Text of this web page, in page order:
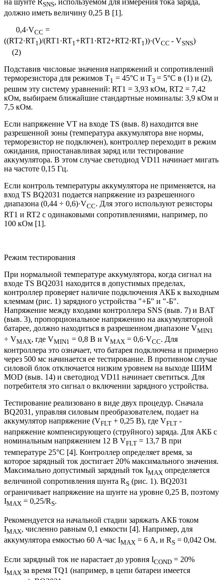
на шунте RSNS, используемом для измерения тока заряда,
должно иметь величину 0,25 В [1].
0,4·VCC =
((RT2·RT1)/(RT1·RT1+RT1·RT2+RT2·RT1))·(VCC - VSNS)
(2)
Подставив числовые значения напряжений и сопротивлений
терморезистора для режимов Т1 = 45°С и Т3 = 5°С в (1) и (2),
решим эту систему уравнений: RT1 = 3,93 кОм, RT2 = 7,42
кОм, выбираем ближайшие стандартные номиналы: 3,9 кОм и
7,5 кОм.
Если напряжение VT на входе TS (выв. 8) находится вне
разрешенной зоны (температура аккумулятора вне нормы,
терморезистор не подключен), контроллер переходит в режим
ожидания, приостанавливая заряд или тестирование
аккумулятора. В этом случае светодиод VD11 начинает мигать
на частоте 0,15 Гц.
Если контроль температуры аккумулятора не применяется, на
вход TS BQ2031 подается напряжение из разрешенного
диапазона (0,44 ÷ 0,6)·VCC. Для этого используют резисторы
RT1 и RT2 с одинаковыми сопротивлениями, например, по
100 кОм [1].
Режим тестирования
При нормальной температуре аккумулятора, когда сигнал на
входе TS BQ2031 находится в допустимых пределах,
контроллер проверяет наличие подключения АКБ к выходным
клеммам (рис. 1) зарядного устройства "+Б" и "-Б".
Напряжение между входами контроллера SNS (выв. 7) и BAT
(выв. 3), пропорциональное напряжению на аккумуляторной
батарее, должно находиться в разрешенном диапазоне VMIN1
÷ VMAX, где VMIN1 = 0,8 В и VMAX = 0,6·VCC. Для
контроллера это означает, что батарея подключена и примерно
через 500 мс начинается ее тестирование. В противном случае
силовой блок отключается низким уровнем на выходе ШИМ
MOD (выв. 14) и светодиод VD11 начинает светиться. Для
потребителя это сигнал о включении зарядного устройства.
Тестирование реализовано в виде двух процедур. Сначала
BQ2031, управляя силовым преобразователем, подает на
аккумулятор напряжение (VFLT + 0,25 B), где VFLT -
напряжение компенсирующего (струйного) заряда. Для АКБ с
номинальным напряжением 12 В VFLT = 13,7 В при
температуре 25°С [4]. Контроллер определяет время, за
которое зарядный ток достигает 20% максимального значения.
Максимально допустимый зарядный ток IMAX определяется
величиной сопротивления шунта RS (рис. 1). BQ2031
ограничивает напряжение на шунте на уровне 0,25 В, поэтому
IMAX = 0,25/RS.
Рекомендуется на начальной стадии заряжать АКБ током
IMAX, численно равным 0,1 емкости [4]. Например, для
аккумулятора емкостью 60 А·час IMAX = 6 А, и RS = 0,042 Ом.
Если зарядный ток не нарастает до уровня ICOND = 20%
IMAX за время TQ1 (например, в цепи батареи имеется